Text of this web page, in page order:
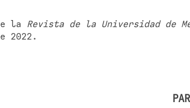
la Revista de la Universidad de
2022.